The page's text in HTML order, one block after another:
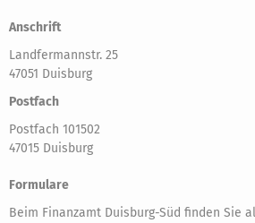
Anschrift
Landfermannstr. 25
47051 Duisburg
Postfach
Postfach 101502
47015 Duisburg
Formulare
Beim Finanzamt Duisburg-Süd finden Sie